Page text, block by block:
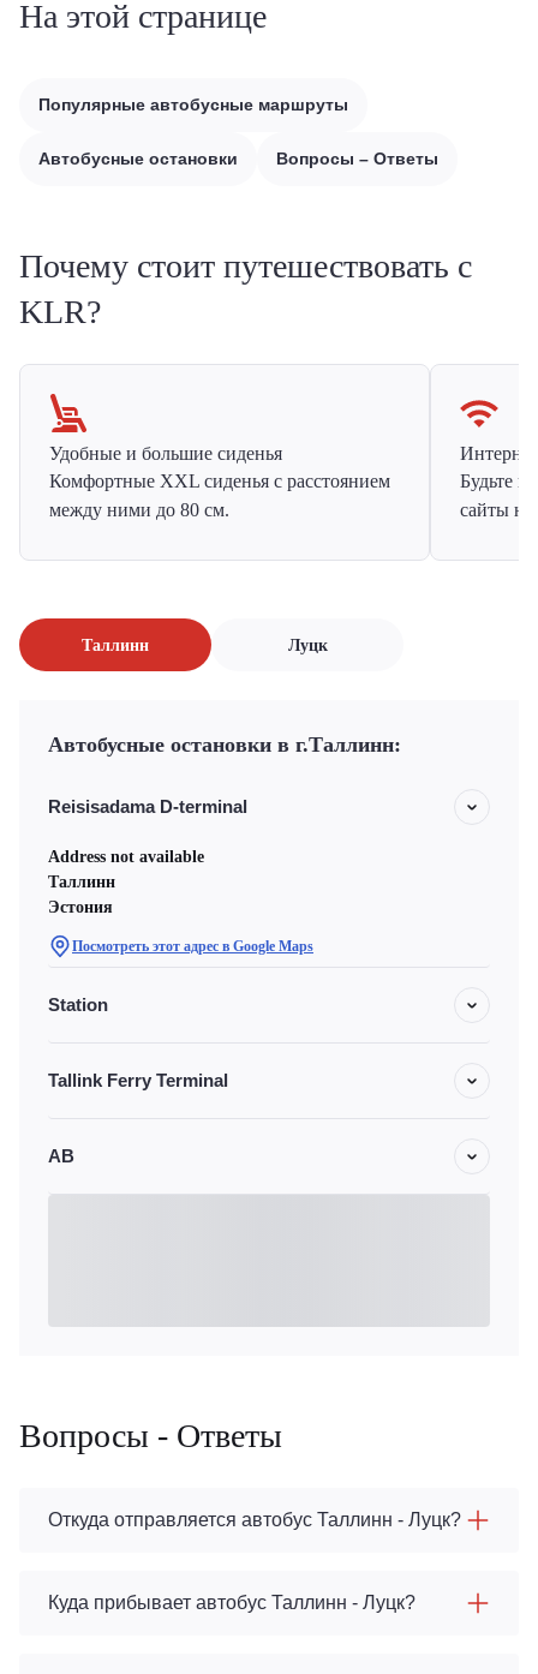
На этой странице
Популярные автобусные маршруты
Автобусные остановки Вопросы – Ответы
Почему стоит путешествовать с
KLR?
Удобные и большие сиденья
Комфортные XXL сиденья с расстоянием
между ними до 80 см.
Будьте
сайты на
Таллинн Луцк
Автобусные остановки в г.Таллинн:
Reisisadama D-terminal
Address not available
Таллинн
Эстония
Посмотреть этот адрес в Google Maps
Station
Tallink Ferry Terminal
АВ
Вопросы - Ответы
Откуда отправляется автобус Таллинн - Луцк?
Куда прибывает автобус Таллинн - Луцк?